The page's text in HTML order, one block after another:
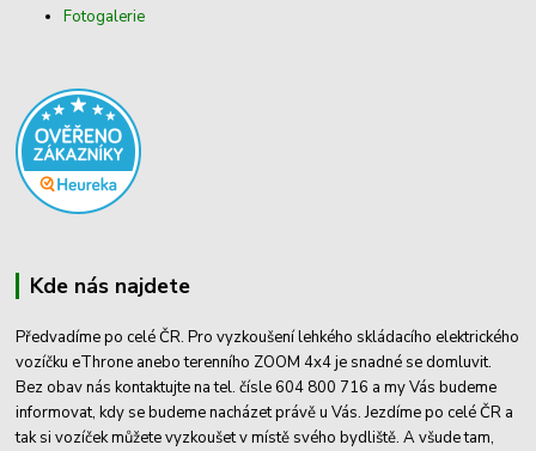
Fotogalerie
Kde nás najdete
Předvadíme po celé ČR. Pro vyzkoušení lehkého skládacího elektrického
vozíčku eThrone anebo terenního ZOOM 4x4 je snadné se domluvit.
Bez obav nás kontaktujte na tel. čísle 604 800 716 a my Vás budeme
informovat, kdy se budeme nacházet právě u Vás. Jezdíme po celé ČR a
tak si vozíček můžete vyzkoušet v místě svého bydliště. A všude tam,